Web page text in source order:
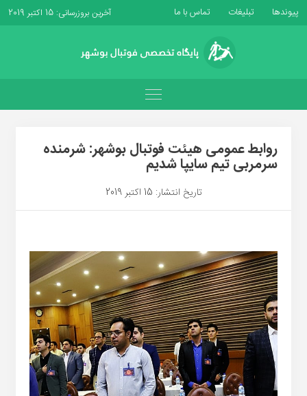
پیوندها تبلیغات تماس با ما آخرین بروزرسانی: 15 اکتبر 2019
روابط عمومی هیئت فوتبال بوشهر: شرمنده
سرمربی تیم سایپا شدیم
تاریخ انتشار: 15 اکتبر 2019